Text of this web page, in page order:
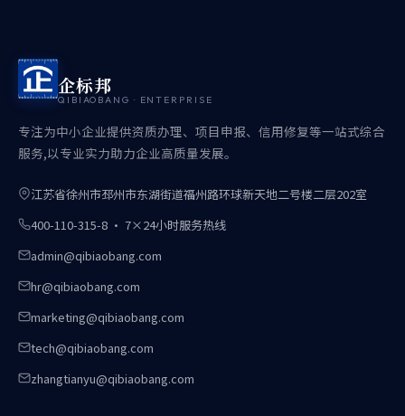
企标邦
QIBIAOBANG · ENTERPRISE
专注为中小企业提供资质办理、项目申报、信用修复等一站式综合
服务,以专业实力助力企业高质量发展。
江苏省徐州市邳州市东湖街道福州路环球新天地二号楼二层202室
400-110-315-8 · 7×24小时服务热线
admin@qibiaobang.com
hr@qibiaobang.com
marketing@qibiaobang.com
tech@qibiaobang.com
zhangtianyu@qibiaobang.com